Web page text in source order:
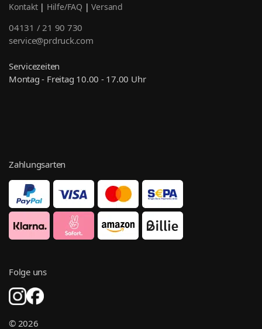
Kontakt| Hilfe/FAQ |Versand
04131 / 21 90 730
service@prdruck.com
Servicezeiten
Montag - Freitag 10.00 - 17.00 Uhr
Zahlungsarten
Folge uns
© 2026